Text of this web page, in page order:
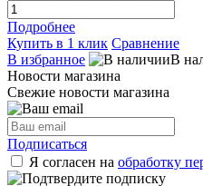
Подробнее
Купить в 1 клик Сравнение
В избранное
В
Новости магазина
Свежие новости магазина
Подписаться
Я согласен на обработку